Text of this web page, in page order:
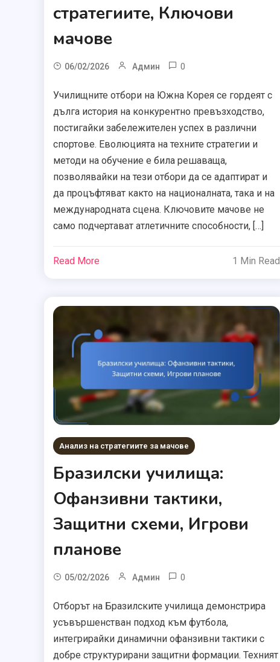
стратегиите, Ключови
мачове
06/02/2026 Админ 0
Училищните отбори на Южна Корея се гордеят с
дълга история на конкурентно превъзходство,
постигайки забележителен успех в различни
спортове. Еволюцията на техните стратегии и
методи на обучение е била решаваща,
позволявайки на тези отбори да се адаптират и
да процъфтяват както на националната, така и на
международната сцена. Ключовите мачове не
само подчертават атлетичните способности, […]
Read More 1 Min Read
Анализ на стратегиите за мачове
Бразилски училища:
Офанзивни тактики,
Защитни схеми, Игрови
планове
05/02/2026 Админ 0
Отборът на Бразилските училища демонстрира
усъвършенстван подход към футбола,
интегрирайки динамични офанзивни тактики с
добре структурирани защитни формации. Техният